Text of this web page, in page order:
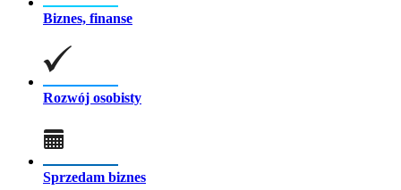
Biznes, finanse
Rozwój osobisty
Sprzedam biznes